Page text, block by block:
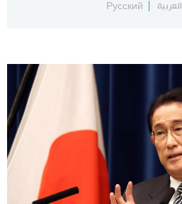
العربية
Русский